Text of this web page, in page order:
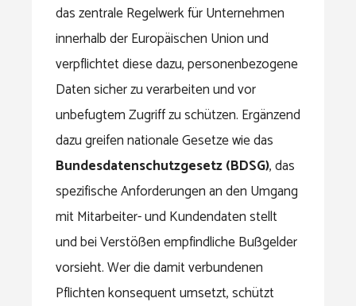
das zentrale Regelwerk für Unternehmen
innerhalb der Europäischen Union und
verpflichtet diese dazu, personenbezogene
Daten sicher zu verarbeiten und vor
unbefugtem Zugriff zu schützen. Ergänzend
dazu greifen nationale Gesetze wie das
Bundesdatenschutzgesetz (BDSG), das
spezifische Anforderungen an den Umgang
mit Mitarbeiter- und Kundendaten stellt
und bei Verstößen empfindliche Bußgelder
vorsieht. Wer die damit verbundenen
Pflichten konsequent umsetzt, schützt